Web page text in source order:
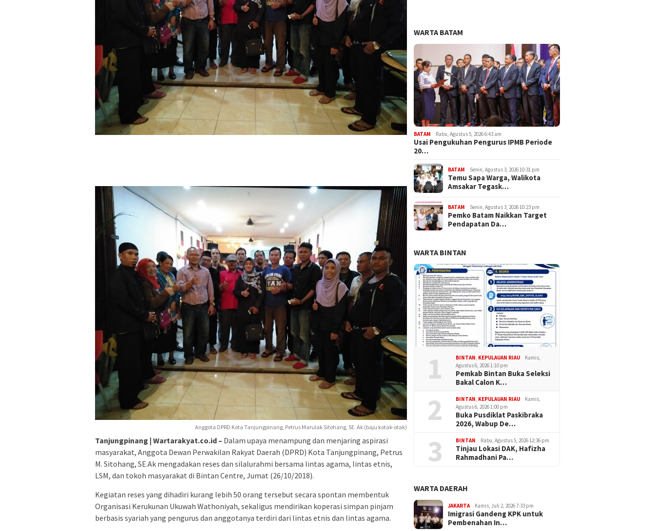
Anggota DPRD Kota Tanjungpinang, Petrus Marulak Sitohang, SE. Ak (baju kotak-otak)
Tanjungpinang | Wartarakyat.co.id – Dalam upaya menampung dan menjaring aspirasi
masyarakat, Anggota Dewan Perwakilan Rakyat Daerah (DPRD) Kota Tanjungpinang, Petrus
M. Sitohang, SE.Ak mengadakan reses dan silalurahmi bersama lintas agama, lintas etnis,
LSM, dan tokoh masyarakat di Bintan Centre, Jumat (26/10/2018).
Kegiatan reses yang dihadiri kurang lebih 50 orang tersebut secara spontan membentuk
Organisasi Kerukunan Ukuwah Wathoniyah, sekaligus mendirikan koperasi simpan pinjam
berbasis syariah yang pengurus dan anggotanya terdiri dari lintas etnis dan lintas agama.
WARTA BATAM
BATAM Rabu, Agustus 5, 2026 6:43 am
Usai Pengukuhan Pengurus IPMB Periode
20…
BATAM Senin, Agustus 3, 2026 10:31 pm
Temu Sapa Warga, Walikota
Amsakar Tegask…
BATAM Senin, Agustus 3, 2026 10:23 pm
Pemko Batam Naikkan Target
Pendapatan Da…
WARTA BINTAN
1 BINTAN KEPULAUAN RIAU
Kamis,
Agustus 6, 2026 1:10 pm
Pemkab Bintan Buka Seleksi
Bakal Calon K…
2 BINTAN KEPULAUAN RIAU
Kamis,
Agustus 6, 2026 1:00 pm
Buka Pusdiklat Paskibraka
2026, Wabup De…
3 BINTAN Rabu, Agustus 5, 2026 12:36 pm
Tinjau Lokasi DAK, Hafizha
Rahmadhani Pa…
WARTA DAERAH
JAKARTA Kamis, Juli 2, 2026 7:33 pm
Imigrasi Gandeng KPK untuk
Pembenahan In…